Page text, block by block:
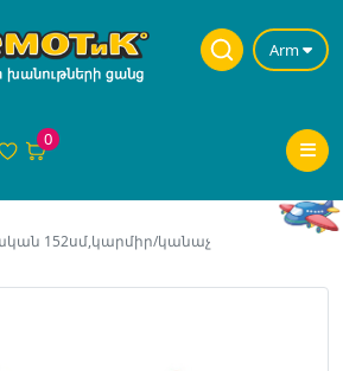
Arm
0
152սմ,կարմիր/կանաչ